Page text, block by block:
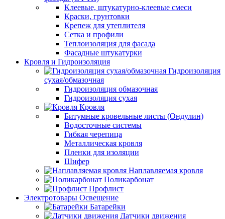
Клеевые, штукатурно-клеевые смеси
Краски, грунтовки
Крепеж для утеплителя
Сетка и профили
Теплоизоляция для фасада
Фасадные штукатурки
Кровля и Гидроизоляция
Гидроизоляция
сухая/обмазочная
Гидроизоляция обмазочная
Гидроизоляция сухая
Кровля
Битумные кровельные листы (Ондулин)
Водосточные системы
Гибкая черепица
Металлическая кровля
Пленки для изоляции
Шифер
Наплавляемая кровля
Поликарбонат
Профлист
Электротовары Освещение
Батарейки
Датчики движения